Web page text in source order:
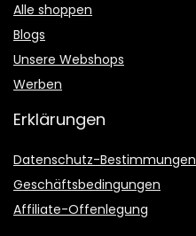
Alle shoppen
Blogs
Unsere Webshops
Werben
Erklärungen
Datenschutz-Bestimmungen
Geschäftsbedingungen
Affiliate-Offenlegung